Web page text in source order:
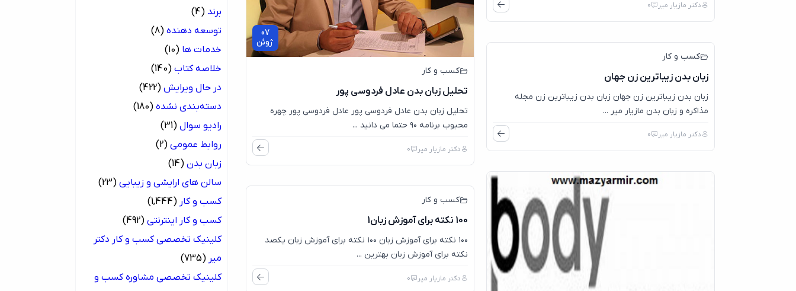
دکتر مازیار میر 0
07
ژوئن
کسب و کار
تحلیل زبان بدن عادل فردوسی پور
تحلیل زبان بدن عادل فردوسی پور عادل فردوسی پور چهره
محبوب برنامه ۹۰ حتما می دانید ...
دکتر مازیار میر 0
03
کسب و کار
زبان بدن زیباترین زن جهان
زبان بدن زیباترین زن جهان زبان بدن زیباترین زن مجله
مذاکره و زبان بدن مازیار میر ...
دکتر مازیار میر 0
کسب و کار
100 نکته برای آموزش زبان1
۱۰۰ نکته برای آموزش زبان ۱۰۰ نکته برای آموزش زبان یکصد
نکته برای آموزش زبان بهترین ...
دکتر مازیار میر 0
برند (4)
توسعه دهنده (8)
خدمات ها (10)
خلاصه کتاب (140)
در حال ویرایش (422)
دسته‌بندی نشده (180)
رادیو سوال (31)
روابط عمومی (2)
زبان بدن (14)
سالن های ارایشی و زیبایی (23)
کسب و کار (1,444)
کسب و کار اینترنتی (492)
کلینیک تخصصی کسب و کار دکتر
میر (735)
کلینیک تخصصی مشاوره کسب و